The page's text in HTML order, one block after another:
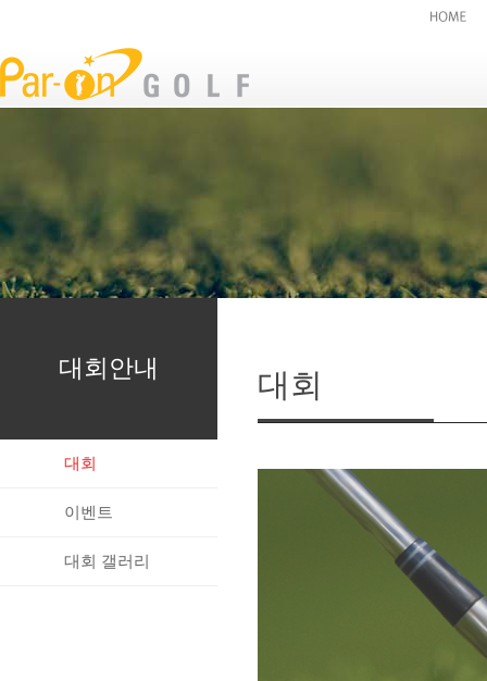
대회안내
대회
이벤트
대회 갤러리
대회